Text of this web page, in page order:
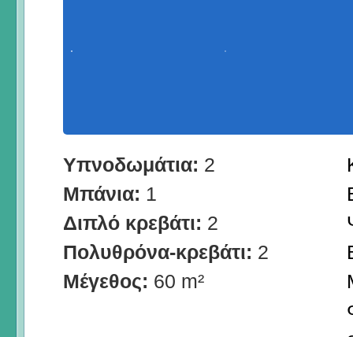
Υπνοδωμάτια: 2
Μπάνια: 1
Διπλό κρεβάτι: 2
Πολυθρόνα-κρεβάτι: 2
Μέγεθος: 60 m²